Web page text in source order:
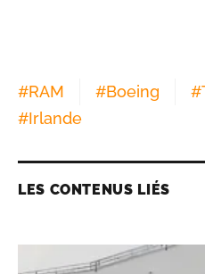
#RAM #Boeing #
#Irlande
LES CONTENUS LIÉS